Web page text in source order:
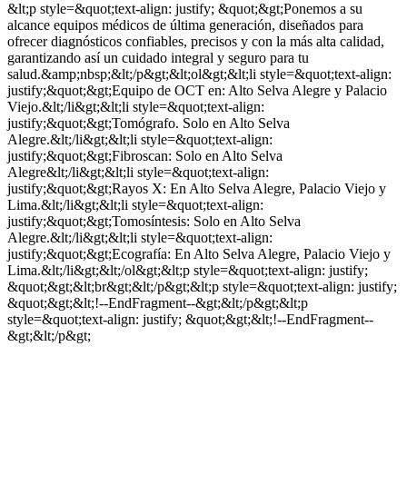
&lt;p style=&quot;text-align: justify; &quot;&gt;Ponemos a su
alcance equipos médicos de última generación, diseñados para
ofrecer diagnósticos confiables, precisos y con la más alta calidad,
garantizando así un cuidado integral y seguro para tu
salud.&amp;nbsp;&lt;/p&gt;&lt;ol&gt;&lt;li style=&quot;text-align:
justify;&quot;&gt;Equipo de OCT en: Alto Selva Alegre y Palacio
Viejo.&lt;/li&gt;&lt;li style=&quot;text-align:
justify;&quot;&gt;Tomógrafo. Solo en Alto Selva
Alegre.&lt;/li&gt;&lt;li style=&quot;text-align:
justify;&quot;&gt;Fibroscan: Solo en Alto Selva
Alegre&lt;/li&gt;&lt;li style=&quot;text-align:
justify;&quot;&gt;Rayos X: En Alto Selva Alegre, Palacio Viejo y
Lima.&lt;/li&gt;&lt;li style=&quot;text-align:
justify;&quot;&gt;Tomosíntesis: Solo en Alto Selva
Alegre.&lt;/li&gt;&lt;li style=&quot;text-align:
justify;&quot;&gt;Ecografía: En Alto Selva Alegre, Palacio Viejo y
Lima.&lt;/li&gt;&lt;/ol&gt;&lt;p style=&quot;text-align: justify;
&quot;&gt;&lt;br&gt;&lt;/p&gt;&lt;p style=&quot;text-align: justify;
&quot;&gt;&lt;!--EndFragment--&gt;&lt;/p&gt;&lt;p
style=&quot;text-align: justify; &quot;&gt;&lt;!--EndFragment--
&gt;&lt;/p&gt;